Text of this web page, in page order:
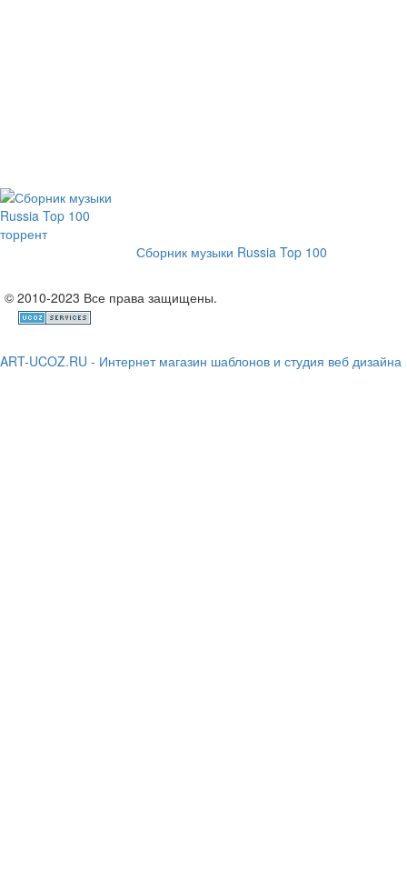
Сборник музыки Russia Top 100
© 2010-2023 Все права защищены.
ART-UCOZ.RU - Интернет магазин шаблонов и студия веб дизайна